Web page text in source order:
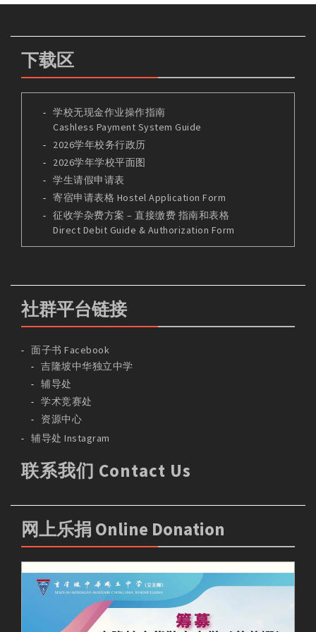
下载区
学校无现金作业操作指南
Cashless Payment System Guide
2026学年校务行政历
2026学年学校平面图
学生请假申请表
寄宿申请表格 Hostel Application Form
征收学杂费方案 – 直接缴费 指南和表格
Direct Debit Guide & Authorization Form
社群平台链接
面子书 Facebook
吉隆坡中华独立中学
辅导处
学术竞赛处
资源中心
辅导处 Instagram
联系我们 Contact Us
网上乐捐 Online Donation